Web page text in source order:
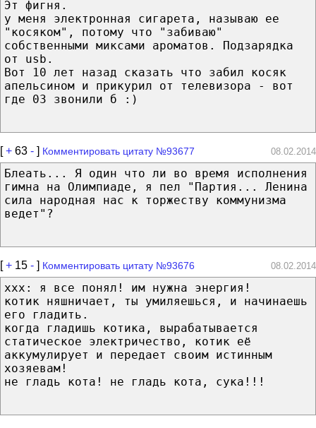
Эт фигня.
у меня электронная сигарета, называю ее
"косяком", потому что "забиваю"
собственными миксами ароматов. Подзарядка
от usb.
Вот 10 лет назад сказать что забил косяк
апельсином и прикурил от телевизора - вот
где 03 звонили б :)
[+ 63 - ] Комментировать цитату №93677 08.02.2014
Блеать... Я один что ли во время исполнения
гимна на Олимпиаде, я пел "Партия... Ленина
сила народная нас к торжеству коммунизма
ведет"?
[+ 15 - ] Комментировать цитату №93676 08.02.2014
ххх: я все понял! им нужна энергия!
котик няшничает, ты умиляешься, и начинаешь
его гладить.
когда гладишь котика, вырабатывается
статическое электричество, котик её
аккумулирует и передает своим истинным
хозяевам!
не гладь кота! не гладь кота, сука!!!